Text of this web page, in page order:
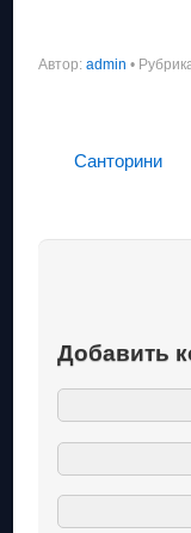
Автор:admin •
Санторини
Добавить